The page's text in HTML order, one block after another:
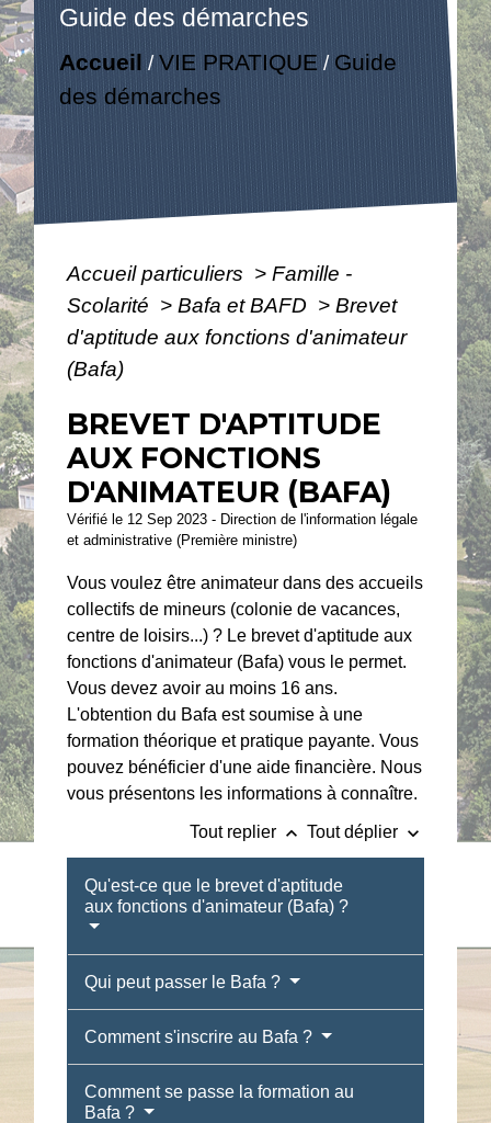
Guide des démarches
Accueil /VIE PRATIQUE / Guide
des démarches
Accueil particuliers > Famille -
Scolarité > Bafa et BAFD > Brevet
d'aptitude aux fonctions d'animateur
(Bafa)
BREVET D'APTITUDE
AUX FONCTIONS
D'ANIMATEUR (BAFA)
Vérifié le 12 Sep 2023 - Direction de l'information légale
et administrative (Première ministre)
Vous voulez être animateur dans des accueils
collectifs de mineurs (colonie de vacances,
centre de loisirs...) ? Le brevet d'aptitude aux
fonctions d'animateur (Bafa) vous le permet.
Vous devez avoir au moins 16 ans.
L'obtention du Bafa est soumise à une
formation théorique et pratique payante. Vous
pouvez bénéficier d'une aide financière. Nous
vous présentons les informations à connaître.
Tout replier keyboard_arrow_up Tout déplier keyboard_arrow_down
Qu'est-ce que le brevet d'aptitude
aux fonctions d'animateur (Bafa) ?
Qui peut passer le Bafa ?
Comment s'inscrire au Bafa ?
Comment se passe la formation au
Bafa ?